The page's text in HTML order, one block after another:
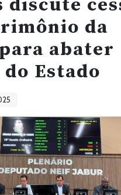
discute
da
abater
Estado